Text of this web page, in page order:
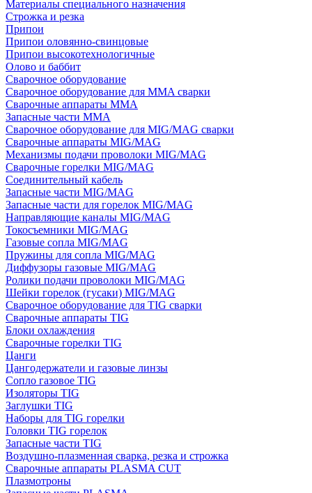
Материалы специального назначения
Строжка и резка
Припои
Припои оловянно-свинцовые
Припои высокотехнологичные
Олово и баббит
Сварочное оборудование
Сварочное оборудование для MMA сварки
Сварочные аппараты MMA
Запасные части MMA
Сварочное оборудование для MIG/MAG сварки
Сварочные аппараты MIG/MAG
Механизмы подачи проволоки MIG/MAG
Сварочные горелки MIG/MAG
Соединительный кабель
Запасные части MIG/MAG
Запасные части для горелок MIG/MAG
Направляющие каналы MIG/MAG
Токосъемники MIG/MAG
Газовые сопла MIG/MAG
Пружины для сопла MIG/MAG
Диффузоры газовые MIG/MAG
Ролики подачи проволоки MIG/MAG
Шейки горелок (гусаки) MIG/MAG
Сварочное оборудование для TIG сварки
Сварочные аппараты TIG
Блоки охлаждения
Сварочные горелки TIG
Цанги
Цангодержатели и газовые линзы
Сопло газовое TIG
Изоляторы TIG
Заглушки TIG
Наборы для TIG горелки
Головки TIG горелок
Запасные части TIG
Воздушно-плазменная сварка, резка и строжка
Сварочные аппараты PLASMA CUT
Плазмотроны